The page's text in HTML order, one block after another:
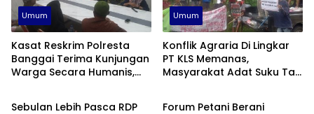
Umum
Kasat Reskrim Polresta
Banggai Terima Kunjungan
Warga Secara Humanis,
Umum
Konflik Agraria Di Lingkar
PT KLS Memanas,
Masyarakat Adat Suku Taa
Umum
Sebulan Lebih Pasca RDP
Umum
Forum Petani Berani